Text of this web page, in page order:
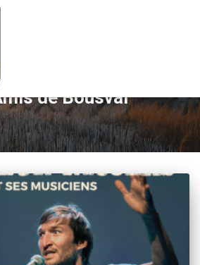
de Bousval